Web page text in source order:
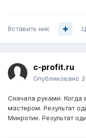
Вставить ник
c-profit.ru
Опубликовано
Сначала руками. Когда
мастером. Результат
Микротик. Результат